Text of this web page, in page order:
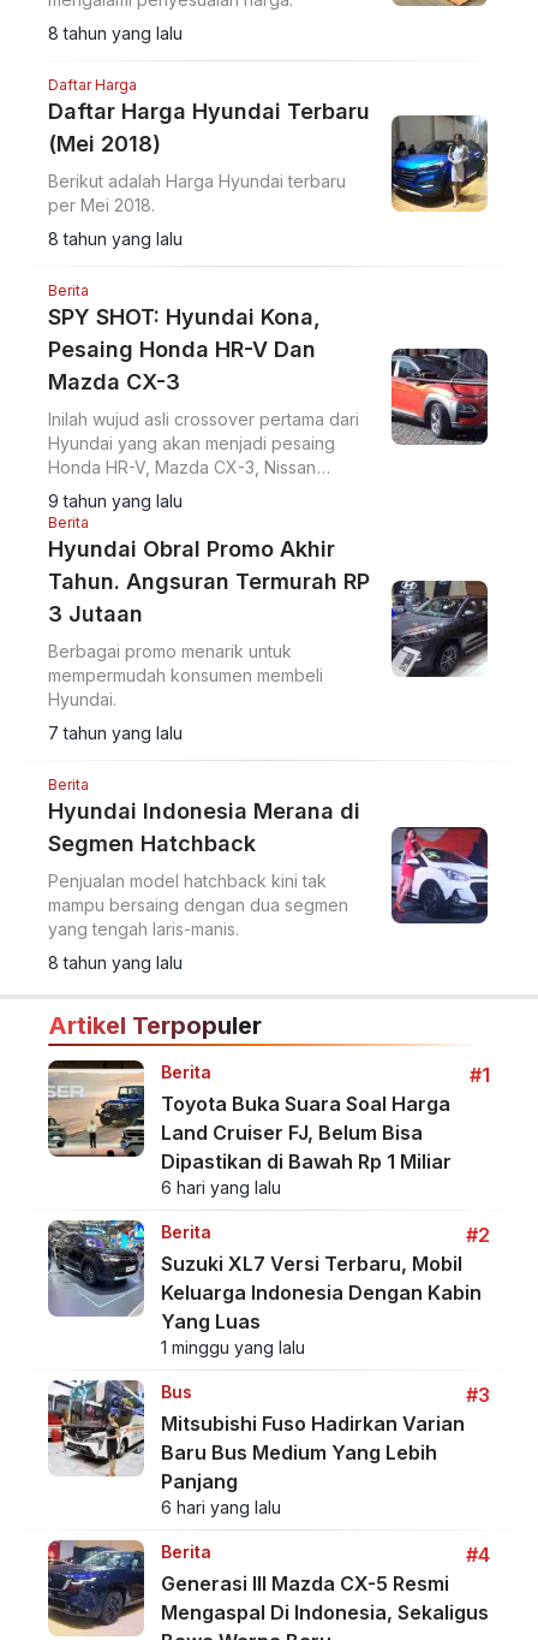
8 tahun yang lalu
Daftar Harga
Daftar Harga Hyundai Terbaru
(Mei 2018)
Berikut adalah Harga Hyundai terbaru
per Mei 2018.
8 tahun yang lalu
Berita
SPY SHOT: Hyundai Kona,
Pesaing Honda HR-V Dan
Mazda CX-3
Inilah wujud asli crossover pertama dari
Hyundai yang akan menjadi pesaing
Honda HR-V, Mazda CX-3, Nissan
Juke,Toyota CH-R dan Chevrolet Trax.
9 tahun yang lalu
Berita
Hyundai Obral Promo Akhir
Tahun. Angsuran Termurah RP
3 Jutaan
Berbagai promo menarik untuk
mempermudah konsumen membeli
Hyundai.
7 tahun yang lalu
Berita
Hyundai Indonesia Merana di
Segmen Hatchback
Penjualan model hatchback kini tak
mampu bersaing dengan dua segmen
yang tengah laris-manis.
8 tahun yang lalu
Artikel Terpopuler
Berita
#1
Toyota Buka Suara Soal Harga
Land Cruiser FJ, Belum Bisa
Dipastikan di Bawah Rp 1 Miliar
6 hari yang lalu
Berita
#2
Suzuki XL7 Versi Terbaru, Mobil
Keluarga Indonesia Dengan Kabin
Yang Luas
1 minggu yang lalu
Bus
#3
Mitsubishi Fuso Hadirkan Varian
Baru Bus Medium Yang Lebih
Panjang
6 hari yang lalu
Berita
#4
Generasi III Mazda CX-5 Resmi
Mengaspal Di Indonesia, Sekaligus